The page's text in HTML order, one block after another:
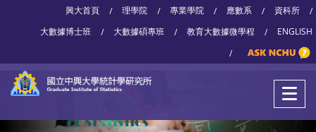
興大首頁 / 理學院 / 專業學院 / 應數系 / 資科所
/
大數據博士班
/ 大數據碩專班 / 教育大數據微學程 /
ENGLISH
/